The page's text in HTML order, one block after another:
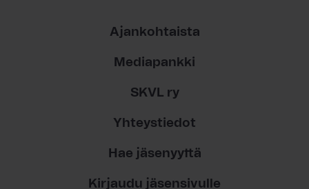
Ajankohtaista
Mediapankki
SKVL ry
Yhteystiedot
Hae jäsenyyttä
Kirjaudu jäsensivulle